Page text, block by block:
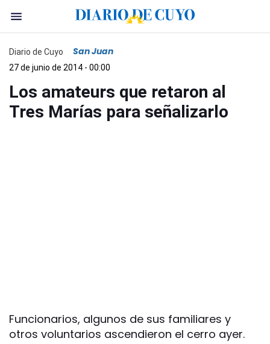
Diario de Cuyo San Juan
27 de junio de 2014 - 00:00
Los amateurs que retaron al
Tres Marías para señalizarlo
Funcionarios, algunos de sus familiares y
otros voluntarios ascendieron el cerro ayer.